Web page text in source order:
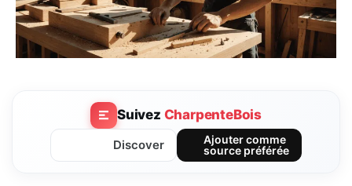
Suivez CharpenteBois
Discover
Ajouter comme
source préférée